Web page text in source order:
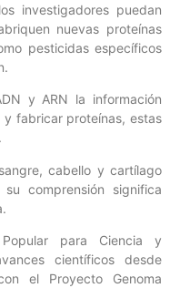
investigadores puedan
nuevas proteínas
pesticidas específicos
y ARN la información
y fabricar proteínas, estas
cabello y cartílago
comprensión significa
para Ciencia y
científicos desde
el Proyecto Genoma